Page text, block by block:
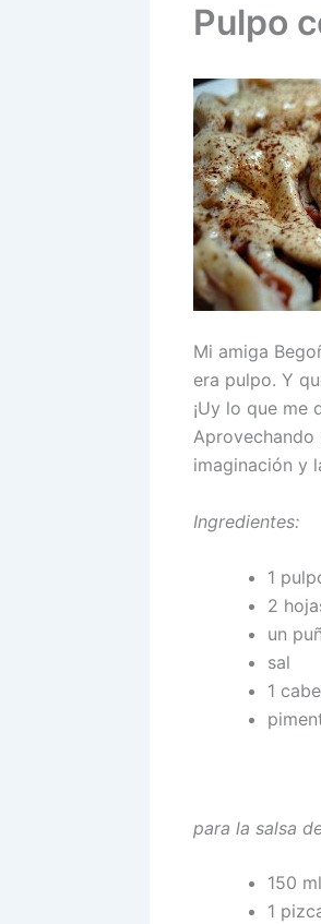
Pulpo
Mi amiga
era pulpo. Y
¡Uy lo que me
Aprovechando
imaginación y
Ingredientes:
1
2
un
sal
1
para la salsa
150
1